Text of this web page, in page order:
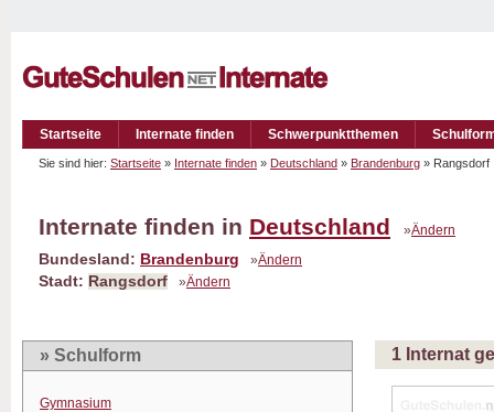
Startseite Internate finden Schwerpunktthemen
Sie sind hier: Startseite » Internate finden » Deutschland » Brandenburg »
Internate finden in Deutschland »Ändern
Bundesland: Brandenburg »Ändern
Stadt: Rangsdorf »Ändern
» Schulform
Gymnasium
1 Internat